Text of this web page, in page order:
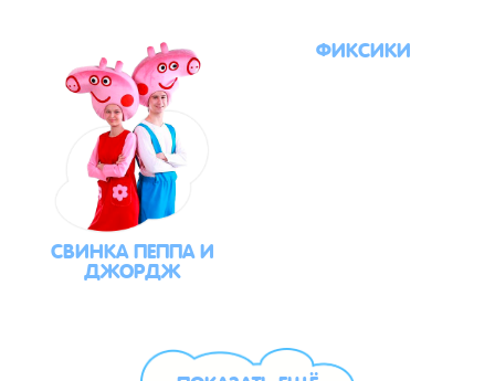
СВИНКА ПЕППА И
ДЖОРДЖ
ФИКСИКИ